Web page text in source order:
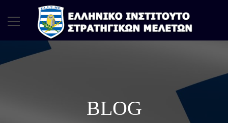
BLOG